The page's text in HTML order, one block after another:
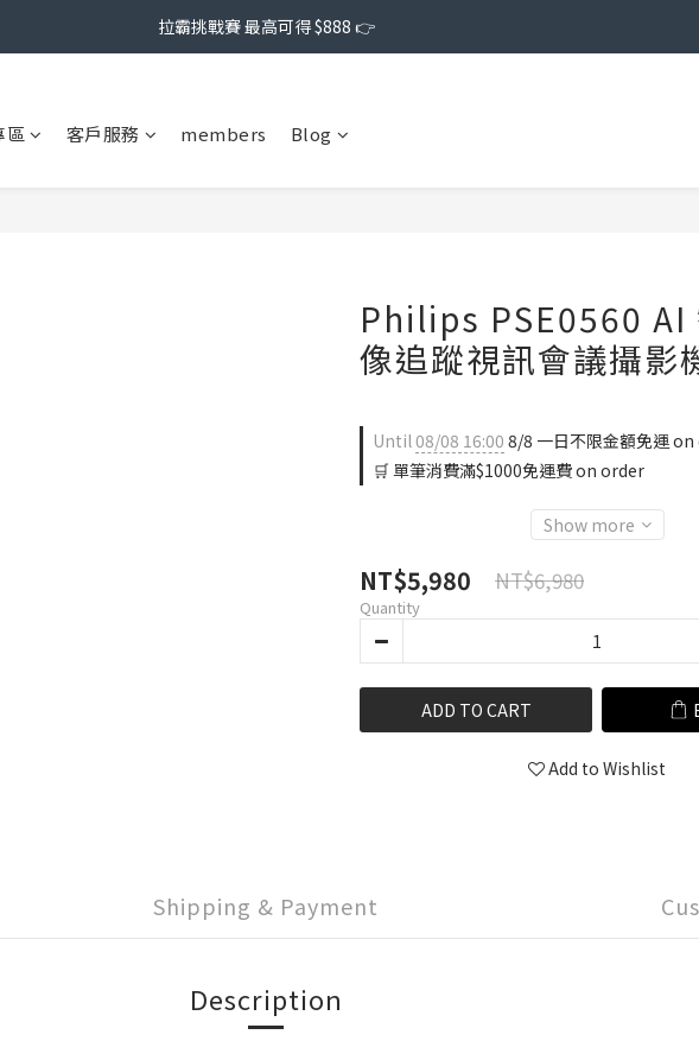
拉霸挑戰賽 最高可得 $888 👉
區 客戶服務 members Blog
Philips PSE0560 AI
像追蹤視訊會議攝影
Until08/08 16:00 8/8 一日不限金額免運
🛒 單筆消費滿$1000免運費 on order
Show more
NT$5,980 NT$6,980
Quantity
ADD TO CART
Add to Wishlist
Shipping & Payment
Description